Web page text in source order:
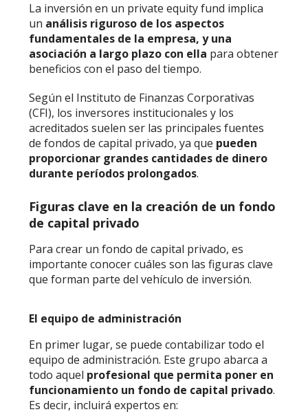
La inversión en un private equity fund implica
un análisis riguroso de los aspectos
fundamentales de la empresa, y una
asociación a largo plazo con ella para obtener
beneficios con el paso del tiempo.
Según el Instituto de Finanzas Corporativas
(CFI), los inversores institucionales y los
acreditados suelen ser las principales fuentes
de fondos de capital privado, ya que pueden
proporcionar grandes cantidades de dinero
durante períodos prolongados.
Figuras clave en la creación de un fondo
de capital privado
Para crear un fondo de capital privado, es
importante conocer cuáles son las figuras clave
que forman parte del vehículo de inversión.
El equipo de administración
En primer lugar, se puede contabilizar todo el
equipo de administración. Este grupo abarca a
todo aquel profesional que permita poner en
funcionamiento un fondo de capital privado.
Es decir, incluirá expertos en: